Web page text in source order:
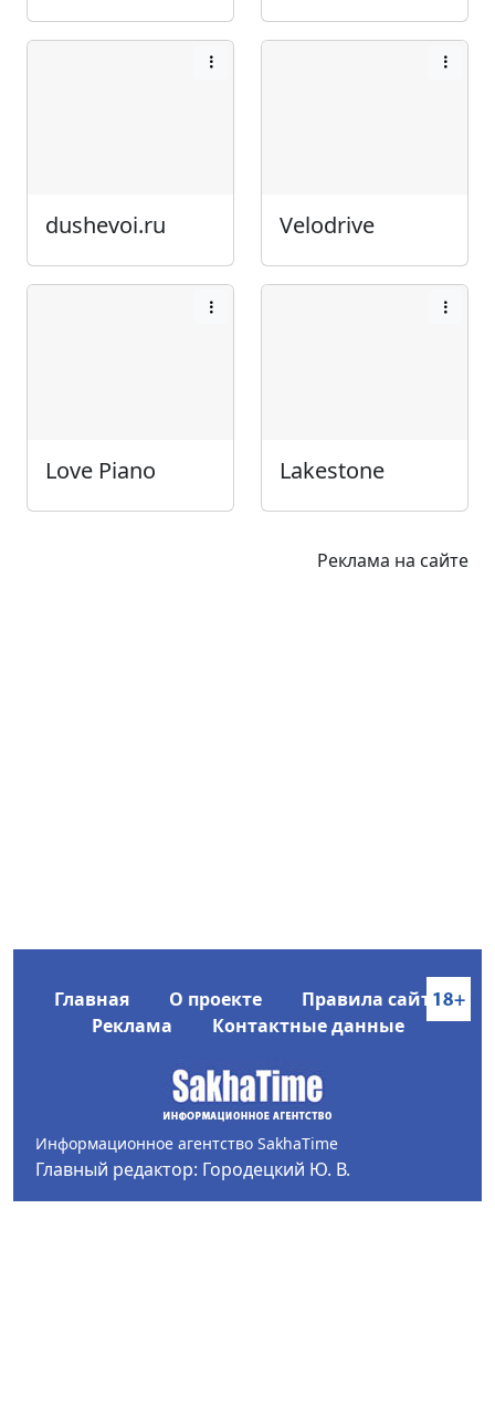
dushevoi.ru Velodrive
Love Piano Lakestone
Реклама на сайте
Главная О проекте
Правила сайта
Реклама
Контактные данные
Информационное агентство SakhaTime
Главный редактор: Городецкий Ю. В.